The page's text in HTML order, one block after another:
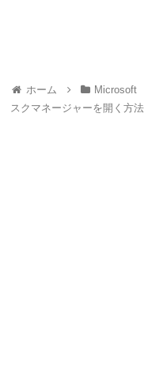
ホーム Microsoft
スクマネージャーを開く方